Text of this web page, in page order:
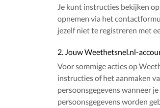
Je kunt instructies bekijken
opnemen via het
jezelf niet te registreren met
2. Jouw Weethetsnel.nl-
Voor sommige acties op
instructies of het aanmaken
persoonsgegevens wanneer
persoonsgegevens worden